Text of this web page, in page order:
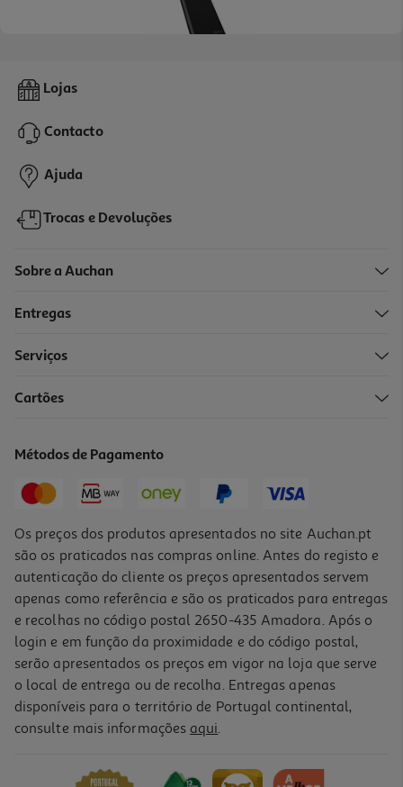
Powerbank Qilive 600177281 Preto 10 000 Mah
16,99 €
Powerbank 4600mah Qilive 600158397 C/lightning Incorporado
Lojas
Contacto
Ajuda
Trocas e Devoluções
Sobre a Auchan
Entregas
Serviços
Cartões
Métodos de Pagamento
Os preços dos produtos apresentados no site Auchan.pt
são os praticados nas compras online. Antes do registo e
autenticação do cliente os preços apresentados servem
apenas como referência e são os praticados para entregas
e recolhas no código postal 2650-435 Amadora. Após o
login e em função da proximidade e do código postal,
serão apresentados os preços em vigor na loja que serve
o local de entrega ou de recolha. Entregas apenas
disponíveis para o território de Portugal continental,
consulte mais informações aqui.